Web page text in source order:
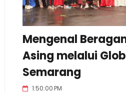
Mengenal
Asing melalui
Semarang
1:50:00 PM